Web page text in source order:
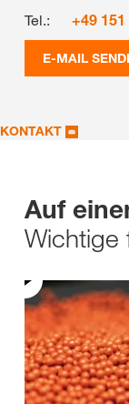
Tel.:
+49
E-MAIL
KONTAKT
Auf
Wichtige